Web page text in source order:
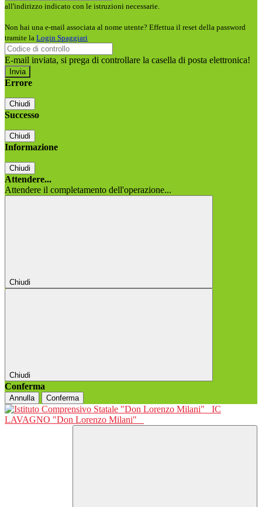
all'indirizzo indicato con le istruzioni necessarie.
Non hai una e-mail associata al nome utente? Effettua il reset della password
tramite la Login Spaggiari
E-mail inviata, si prega di controllare la casella di posta elettronica!
Errore
Chiudi
Successo
Chiudi
Informazione
Chiudi
Attendere...
Attendere il completamento dell'operazione...
Chiudi
Chiudi
Conferma
Annulla Conferma
IC
LAVAGNO "Don Lorenzo Milani"